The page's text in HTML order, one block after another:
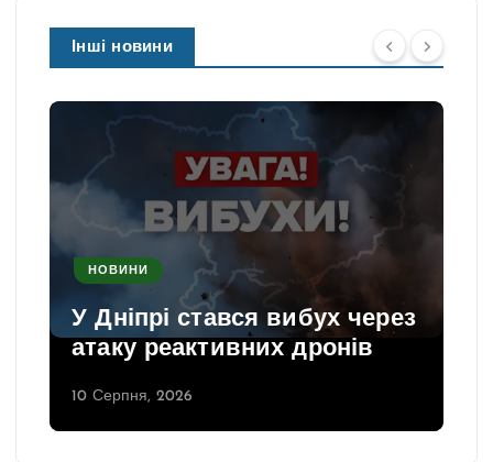
Інші новини
НОВИНИ
У Дніпрі стався вибух через
атаку реактивних дронів
10 Серпня, 2026